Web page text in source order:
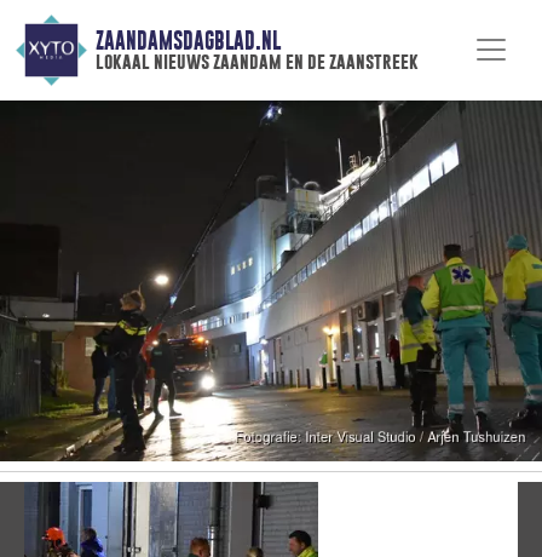
ZAANDAMSDAGBLAD.NL
lokaal nieuws zaandam en de zaanstreek